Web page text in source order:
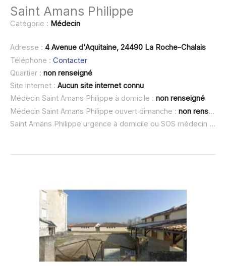
Saint Amans Philippe
Catégorie : Médecin
Adresse : 4 Avenue d'Aquitaine, 24490 La Roche-Chalais
Téléphone : Contacter
Quartier : non renseigné
Site internet : Aucun site internet connu
Médecin Saint Amans Philippe à domicile : non renseigné
Médecin Saint Amans Philippe ouvert dimanche : non renseigné
Saint Amans Philippe urgence à domicile ou SOS médecin :